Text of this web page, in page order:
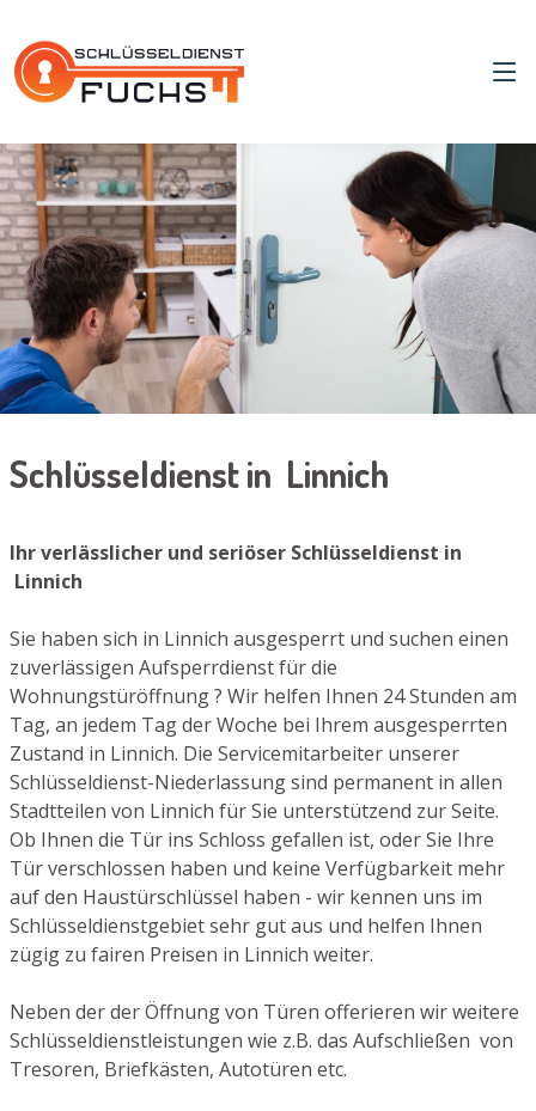
Schlüsseldienst in Linnich
Ihr verlässlicher und seriöser Schlüsseldienst in
Linnich
Sie haben sich in Linnich ausgesperrt und suchen einen
zuverlässigen Aufsperrdienst für die
Wohnungstüröffnung ? Wir helfen Ihnen 24 Stunden am
Tag, an jedem Tag der Woche bei Ihrem ausgesperrten
Zustand in Linnich. Die Servicemitarbeiter unserer
Schlüsseldienst-Niederlassung sind permanent in allen
Stadtteilen von Linnich für Sie unterstützend zur Seite.
Ob Ihnen die Tür ins Schloss gefallen ist, oder Sie Ihre
Tür verschlossen haben und keine Verfügbarkeit mehr
auf den Haustürschlüssel haben - wir kennen uns im
Schlüsseldienstgebiet sehr gut aus und helfen Ihnen
zügig zu fairen Preisen in Linnich weiter.
Neben der der Öffnung von Türen offerieren wir weitere
Schlüsseldienstleistungen wie z.B. das Aufschließen von
Tresoren, Briefkästen, Autotüren etc.